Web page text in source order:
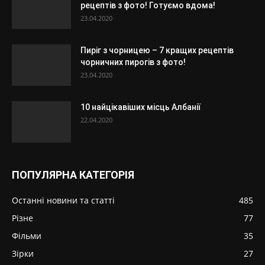
рецептів з фото! Готуємо вдома!
23.04.2020
Пиріг з чорницею – 7 кращих рецептів
чорничних пирогів з фото!
23.04.2020
10 найцікавіших місць Албанії
22.04.2020
ПОПУЛЯРНА КАТЕГОРІЯ
Останні новини та статті
485
Різне
77
Фільми
35
Зірки
27